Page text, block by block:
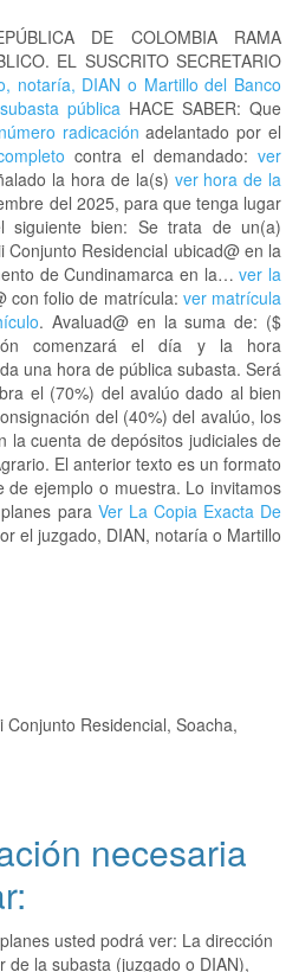
DE COLOMBIA RAMA
EL SUSCRITO SECRETARIO
notaría, DIAN o Martillo del Banco
públicaHACE SABER: Que
radicación adelantado por el
contra el demandado: ver
la hora de la(s) ver hora de la
del 2025, para que tenga lugar
siguiente bien: Se trata de un(a)
Residencial ubicad@ en la
de Cundinamarca en la…ver la
con folio de matrícula: ver matrícula
. Avaluad@ en la suma de: ($
comenzará el día y la hora
una hora de pública subasta. Será
el (70%) del avalúo dado al bien
del (40%) del avalúo, los
la cuenta de depósitos judiciales de
El anterior texto es un formato
de ejemplo o muestra. Lo invitamos
para Ver La Copia Exacta De
el juzgado, DIAN, notaría o Martillo
Residencial, Soacha,
necesaria
usted podrá ver: La dirección
de la subasta (juzgado o DIAN),